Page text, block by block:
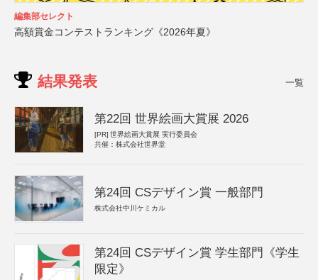
編集部セレクト
高額賞金コンテストランキング《2026年夏》
結果発表 一覧
第22回 世界絵画大賞展 2026
[PR] 世界絵画大賞展 実行委員会
共催：株式会社世界堂
第24回 CSデザイン賞 一般部門
株式会社中川ケミカル
第24回 CSデザイン賞 学生部門《学生
限定》